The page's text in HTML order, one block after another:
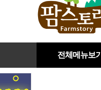
전체메뉴보기